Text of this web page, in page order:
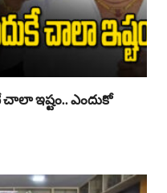
ఇష్టం.. ఎందుకో